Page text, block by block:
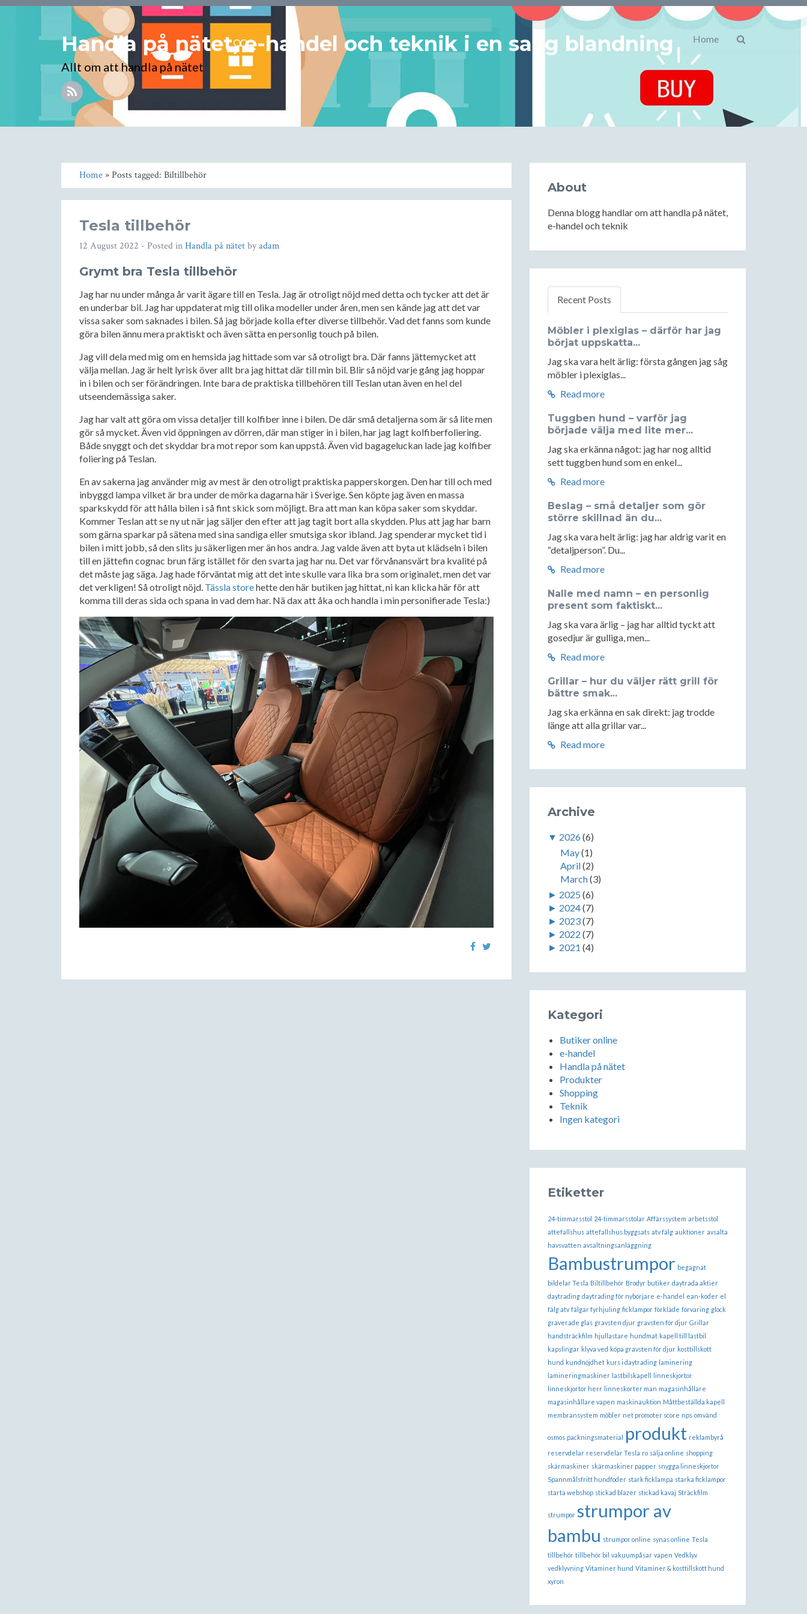
Handla på nätet, e-handel och teknik i en salig blandning
Allt om att handla på nätet
Home
Home» Posts tagged: Biltillbehör
Tesla tillbehör
12 August 2022 - Posted inHandla på nätetbyadam
Grymt bra Tesla tillbehör
Jag har nu under många år varit ägare till en Tesla. Jag är otroligt nöjd med detta och tycker att det är
en underbar bil. Jag har uppdaterat mig till olika modeller under åren, men sen kände jag att det var
vissa saker som saknades i bilen. Så jag började kolla efter diverse tillbehör. Vad det fanns som kunde
göra bilen ännu mera praktiskt och även sätta en personlig touch på bilen.
Jag vill dela med mig om en hemsida jag hittade som var så otroligt bra. Där fanns jättemycket att
välja mellan. Jag är helt lyrisk över allt bra jag hittat där till min bil. Blir så nöjd varje gång jag hoppar
in i bilen och ser förändringen. Inte bara de praktiska tillbehören till Teslan utan även en hel del
utseendemässiga saker.
Jag har valt att göra om vissa detaljer till kolfiber inne i bilen. De där små detaljerna som är så lite men
gör så mycket. Även vid öppningen av dörren, där man stiger in i bilen, har jag lagt kolfiberfoliering.
Både snyggt och det skyddar bra mot repor som kan uppstå. Även vid bagageluckan lade jag kolfiber
foliering på Teslan.
En av sakerna jag använder mig av mest är den otroligt praktiska papperskorgen. Den har till och med
inbyggd lampa vilket är bra under de mörka dagarna här i Sverige. Sen köpte jag även en massa
sparkskydd för att hålla bilen i så fint skick som möjligt. Bra att man kan köpa saker som skyddar.
Kommer Teslan att se ny ut när jag säljer den efter att jag tagit bort alla skydden. Plus att jag har barn
som gärna sparkar på sätena med sina sandiga eller smutsiga skor ibland. Jag spenderar mycket tid i
bilen i mitt jobb, så den slits ju säkerligen mer än hos andra. Jag valde även att byta ut klädseln i bilen
till en jättefin cognac brun färg istället för den svarta jag har nu. Det var förvånansvärt bra kvalité på
det måste jag säga. Jag hade förväntat mig att det inte skulle vara lika bra som originalet, men det var
det verkligen! Så otroligt nöjd. Tässla storehette den här butiken jag hittat, ni kan klicka här för att
komma till deras sida och spana in vad dem har. Nä dax att åka och handla i min personifierade Tesla:)
About
Denna blogg handlar om att handla på nätet,
e-handel och teknik
Recent Posts
Möbler i plexiglas – därför har jag
börjat uppskatta...
Jag ska vara helt ärlig: första gången jag såg
möbler i plexiglas...
Read more
Tuggben hund – varför jag
började välja med lite mer...
Jag ska erkänna något: jag har nog alltid
sett tuggben hund som en enkel...
Read more
Beslag – små detaljer som gör
större skillnad än du...
Jag ska vara helt ärlig: jag har aldrig varit en
“detaljperson”. Du...
Read more
Nalle med namn – en personlig
present som faktiskt...
Jag ska vara ärlig – jag har alltid tyckt att
gosedjur är gulliga, men...
Read more
Grillar – hur du väljer rätt grill för
bättre smak...
Jag ska erkänna en sak direkt: jag trodde
länge att alla grillar var...
Read more
Archive
▼ 2026(6)
May(1)
April(2)
March(3)
► 2025 (6)
► 2024(7)
► 2023(7)
► 2022 (7)
► 2021 (4)
Kategori
Butiker online
e-handel
Handla på nätet
Produkter
Shopping
Teknik
Ingen kategori
Etiketter
24-timmarsstol 24-timmarsstolar Affärssystem arbetsstol
attefallshus attefallshus byggsats atv fälg auktioner avsalta
havsvatten avsaltningsanläggning
Bambustrumpor begagnat
bildelar Tesla Biltillbehör Brodyr butiker daytrada aktier
daytrading daytrading för nybörjare e-handel ean-koder el
fälg atv fälgar fyrhjuling ficklampor förkläde förvaring glock
graverade glas gravsten djur gravsten för djur Grillar
handsträckfilm hjullastare hundmat kapell till lastbil
kapslingar klyva ved köpa gravsten för djur kosttillskott
hund kundnöjdhet kurs i daytrading laminering
lamineringmaskiner lastbilskapell linneskjortor
linneskjortor herr linneskorter man magasinhållare
magasinhållare vapen maskinauktion Måttbeställda kapell
membransystem möbler net promoter score nps omvänd
osmos packningsmaterial produkt reklambyrå
reservdelar reservdelar Tesla ro sälja online shopping
skärmaskiner skärmaskiner papper snygga linneskjortor
Spannmålsfritt hundfoder stark ficklampa starka ficklampor
starta webshop stickad blazer stickad kavaj Sträckfilm
strumpor strumpor av
bambu strumpor online synas online Tesla
tillbehör tillbehör bil vakuumpåsar vapen Vedklyv
vedklyvning Vitaminer hund Vitaminer & kosttillskott hund
xyron